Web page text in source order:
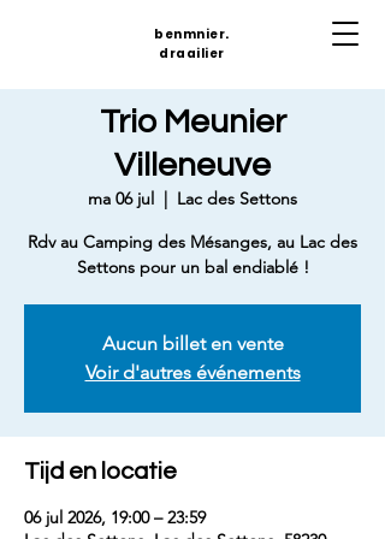
benmnier.
draailier
Trio Meunier
Villeneuve
ma 06 jul
  |
Lac des Settons
Rdv au Camping des Mésanges, au Lac des
Settons pour un bal endiablé !
Aucun billet en vente
Voir d'autres événements
Tijd en locatie
06 jul 2026, 19:00 – 23:59